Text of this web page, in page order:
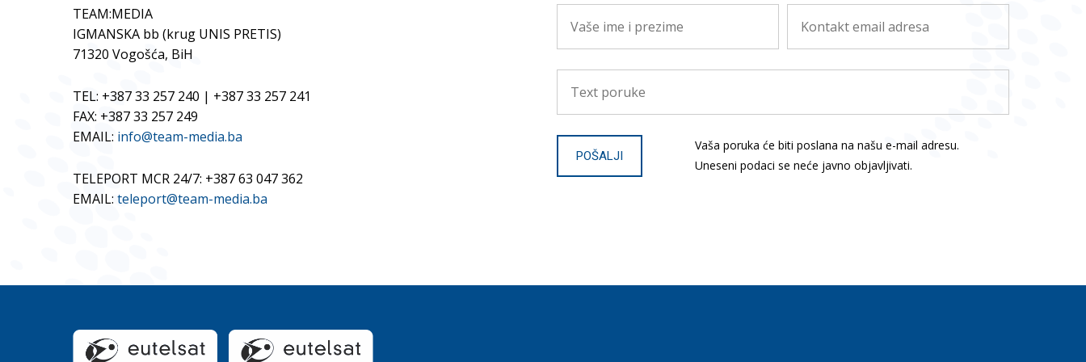
TEAM:MEDIA
IGMANSKA bb (krug UNIS PRETIS)
71320 Vogošća, BiH
TEL: +387 33 257 240 | +387 33 257 241
FAX: +387 33 257 249
EMAIL: info@team-media.ba
TELEPORT MCR 24/7: +387 63 047 362
EMAIL: teleport@team-media.ba
Vaša poruka će biti poslana na našu e-mail adresu.
Uneseni podaci se neće javno objavljivati.